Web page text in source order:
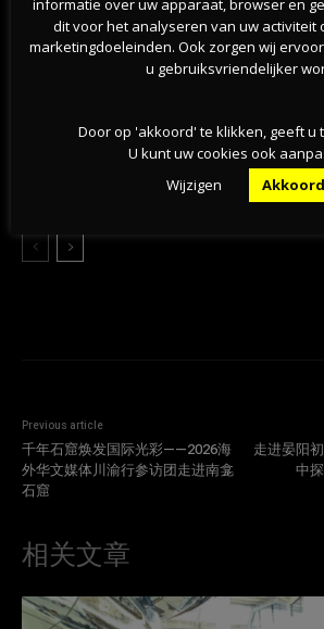
挺过战争？能源危机未撼动荷兰经济，第二
旱情持续加剧，莱茵河洛比特水位创新低，
Previous article
千年石窟焕发国际光彩——2026海
外华文媒体川渝行参访团走进南龛
石窟
走进晏阳
中
相关文章
informatie over uw apparaat, browser en
dit voor het analyseren van uw activiteit
marketingdoeleinden. Ook zorgen wij
u gebruiksvriendelijker
Door op 'akkoord' te klikken, geeft u
U kunt uw cookies ook
Wijzigen
Akkoord